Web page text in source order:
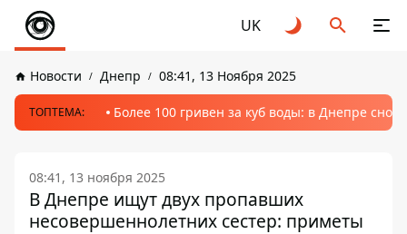
UK
Новости Днепр 08:41, 13 Ноября 2025
ТОПТЕМА: Более 100 гривен за куб воды: в Днепре
08:41, 13 ноября 2025
В Днепре ищут двух пропавших
несовершеннолетних сестер: приметы